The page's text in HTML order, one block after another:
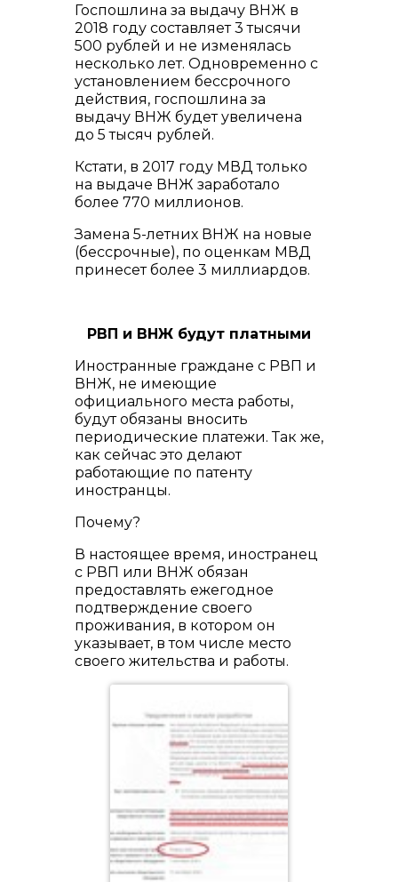
Госпошлина за выдачу ВНЖ в
2018 году составляет 3 тысячи
500 рублей и не изменялась
несколько лет. Одновременно с
установлением бессрочного
действия, госпошлина за
выдачу ВНЖ будет увеличена
до 5 тысяч рублей.
Кстати, в 2017 году МВД только
на выдаче ВНЖ заработало
более 770 миллионов.
Замена 5-летних ВНЖ на новые
(бессрочные), по оценкам МВД
принесет более 3 миллиардов.
РВП и ВНЖ будут платными
Иностранные граждане с РВП и
ВНЖ, не имеющие
официального места работы,
будут обязаны вносить
периодические платежи. Так же,
как сейчас это делают
работающие по патенту
иностранцы.
Почему?
В настоящее время, иностранец
с РВП или ВНЖ обязан
предоставлять ежегодное
подтверждение своего
проживания, в котором он
указывает, в том числе место
своего жительства и работы.